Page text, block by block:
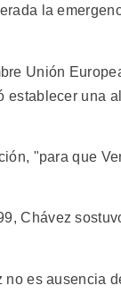
la
Unión
establecer una
"para que
Chávez
es ausencia